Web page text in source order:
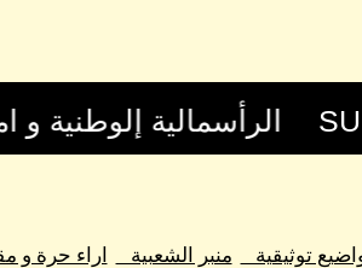
توثيقية منبر الشعبية اراء حرة و